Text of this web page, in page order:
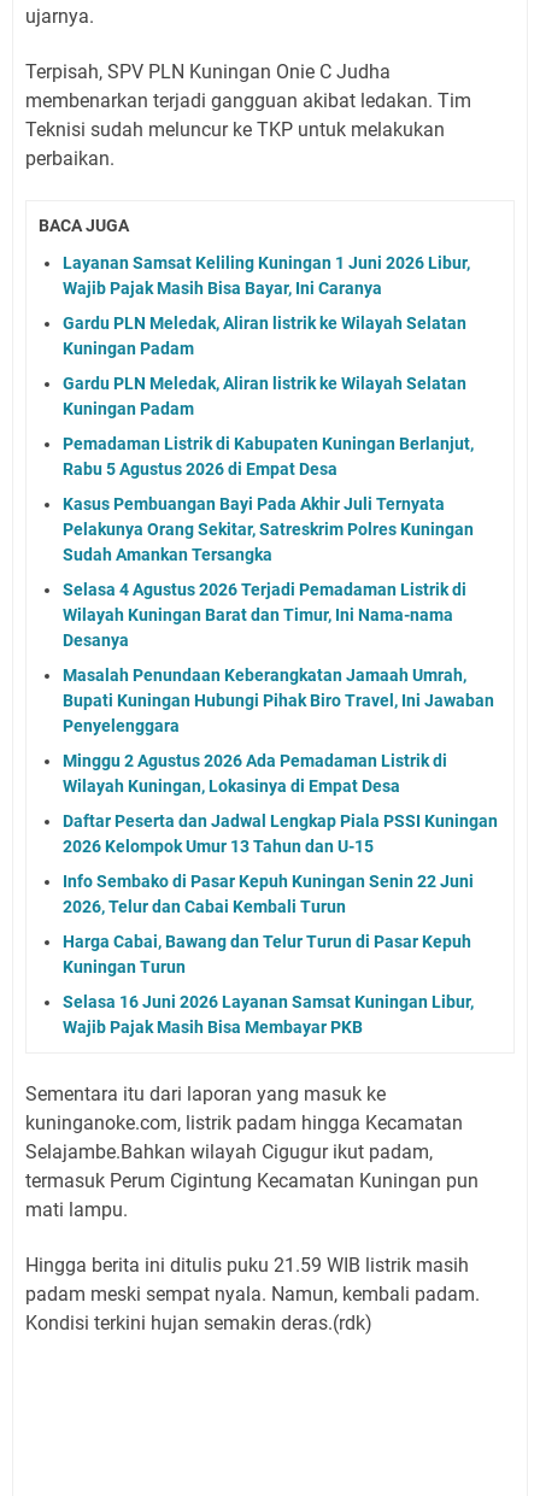
ujarnya.
Terpisah, SPV PLN Kuningan Onie C Judha
membenarkan terjadi gangguan akibat ledakan. Tim
Teknisi sudah meluncur ke TKP untuk melakukan
perbaikan.
BACA JUGA
Layanan Samsat Keliling Kuningan 1 Juni 2026 Libur,
Wajib Pajak Masih Bisa Bayar, Ini Caranya
Gardu PLN Meledak, Aliran listrik ke Wilayah Selatan
Kuningan Padam
Gardu PLN Meledak, Aliran listrik ke Wilayah Selatan
Kuningan Padam
Pemadaman Listrik di Kabupaten Kuningan Berlanjut,
Rabu 5 Agustus 2026 di Empat Desa
Kasus Pembuangan Bayi Pada Akhir Juli Ternyata
Pelakunya Orang Sekitar, Satreskrim Polres Kuningan
Sudah Amankan Tersangka
Selasa 4 Agustus 2026 Terjadi Pemadaman Listrik di
Wilayah Kuningan Barat dan Timur, Ini Nama-nama
Desanya
Masalah Penundaan Keberangkatan Jamaah Umrah,
Bupati Kuningan Hubungi Pihak Biro Travel, Ini Jawaban
Penyelenggara
Minggu 2 Agustus 2026 Ada Pemadaman Listrik di
Wilayah Kuningan, Lokasinya di Empat Desa
Daftar Peserta dan Jadwal Lengkap Piala PSSI Kuningan
2026 Kelompok Umur 13 Tahun dan U-15
Info Sembako di Pasar Kepuh Kuningan Senin 22 Juni
2026, Telur dan Cabai Kembali Turun
Harga Cabai, Bawang dan Telur Turun di Pasar Kepuh
Kuningan Turun
Selasa 16 Juni 2026 Layanan Samsat Kuningan Libur,
Wajib Pajak Masih Bisa Membayar PKB
Sementara itu dari laporan yang masuk ke
kuninganoke.com, listrik padam hingga Kecamatan
Selajambe.Bahkan wilayah Cigugur ikut padam,
termasuk Perum Cigintung Kecamatan Kuningan pun
mati lampu.
Hingga berita ini ditulis puku 21.59 WIB listrik masih
padam meski sempat nyala. Namun, kembali padam.
Kondisi terkini hujan semakin deras.(rdk)